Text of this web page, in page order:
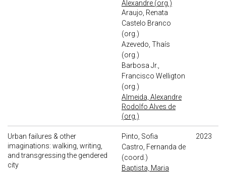
Alexandre (org.)
Araujo, Renata
Castelo Branco
(org.)
Azevedo, Thaís
(org.)
Barbosa Jr.,
Francisco Welligton
(org.)
Almeida, Alexandre
Rodolfo Alves de
(org.)
Urban failures & other
imaginations: walking, writing,
and transgressing the gendered
city
Pinto, Sofia
Castro, Fernanda de
(coord.)
Baptista, Maria
2023